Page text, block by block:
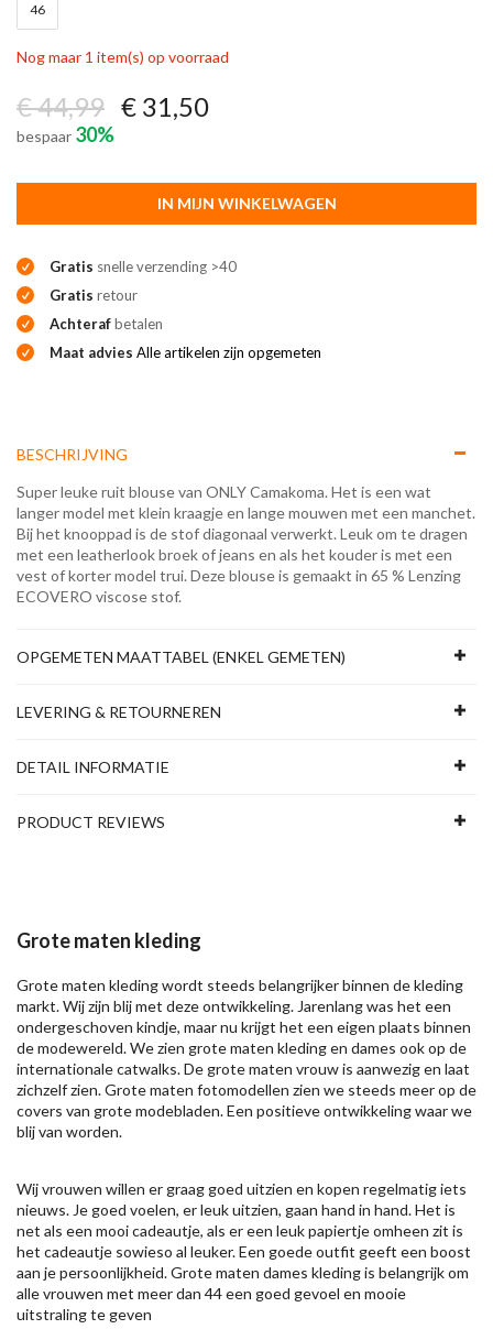
46
Nog maar 1 item(s) op voorraad
€ 44,99 € 31,50
bespaar 30%
IN MIJN WINKELWAGEN
Gratis snelle verzending >40
Gratis retour
Achterafbetalen
Maat advies Alle artikelen zijn opgemeten
BESCHRIJVING
Super leuke ruit blouse van ONLY Camakoma. Het is een wat
langer model met klein kraagje en lange mouwen met een manchet.
Bij het knooppad is de stof diagonaal verwerkt. Leuk om te dragen
met een leatherlook broek of jeans en als het kouder is met een
vest of korter model trui. Deze blouse is gemaakt in 65 % Lenzing
ECOVERO viscose stof.
OPGEMETEN MAATTABEL (ENKEL GEMETEN)
LEVERING & RETOURNEREN
DETAIL INFORMATIE
PRODUCT REVIEWS
Grote maten kleding
Grote maten kleding wordt steeds belangrijker binnen de kleding
markt. Wij zijn blij met deze ontwikkeling. Jarenlang was het een
ondergeschoven kindje, maar nu krijgt het een eigen plaats binnen
de modewereld. We zien grote maten kleding en dames ook op de
internationale catwalks. De grote maten vrouw is aanwezig en laat
zichzelf zien. Grote maten fotomodellen zien we steeds meer op de
covers van grote modebladen. Een positieve ontwikkeling waar we
blij van worden.
Wij vrouwen willen er graag goed uitzien en kopen regelmatig iets
nieuws. Je goed voelen, er leuk uitzien, gaan hand in hand. Het is
net als een mooi cadeautje, als er een leuk papiertje omheen zit is
het cadeautje sowieso al leuker. Een goede outfit geeft een boost
aan je persoonlijkheid. Grote maten dames kleding is belangrijk om
alle vrouwen met meer dan 44 een goed gevoel en mooie
uitstraling te geven